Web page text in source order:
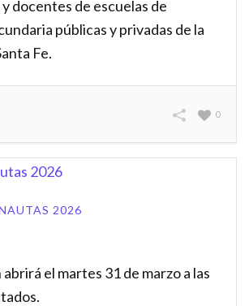
docentes de escuelas de
públicas y privadas de la
Fe.
0
2026
el martes 31 de marzo a las